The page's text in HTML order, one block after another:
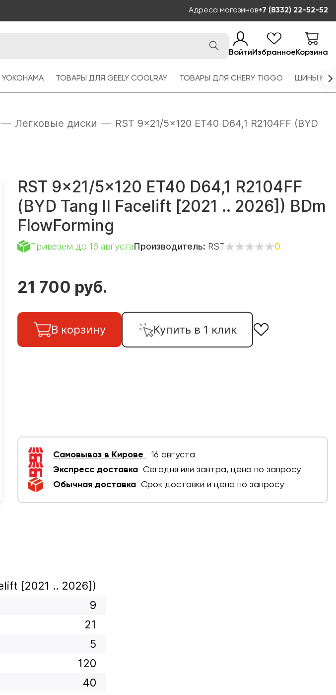
Адреса магазинов+7 (8332) 22-52-52
ВойтиИзбранноеКорзина
ТОВАРЫ ДЛЯ GEELY COOLRAY ТОВАРЫ ДЛЯ CHERY TIGGO ШИНЫ
— Легковые диски — RST 9x21/5x120 ET40 D64,1 R2104FF (BYD
RST 9x21/5x120 ET40 D64,1 R2104FF
(BYD Tang II Facelift [2021 .. 2026]) BDm
FlowForming
Привезем до 16 августаПроизводитель: RST 0
21 700 руб.
В корзину Купить в 1 клик
Самовывоз в Кирове
16 августа
Экспресс доставка Сегодня или завтра, цена по запросу
Обычная доставка Срок доставки и цена по запросу
[2021 .. 2026])
9
21
5
120
40